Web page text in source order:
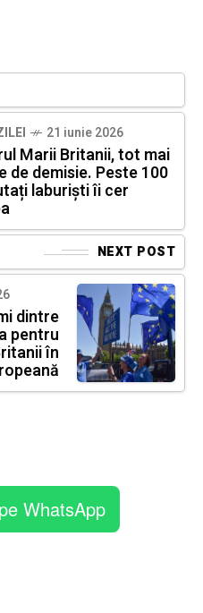
21 iunie 2026
Marii Britanii, tot mai
de demisie. Peste 100
laburiști îi cer
NEXT POST
dintre
pentru
în
WhatsApp